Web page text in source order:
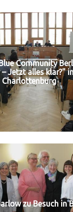
Community
Jetzt alles klar?"
Charlottenburg
zu Besuch in